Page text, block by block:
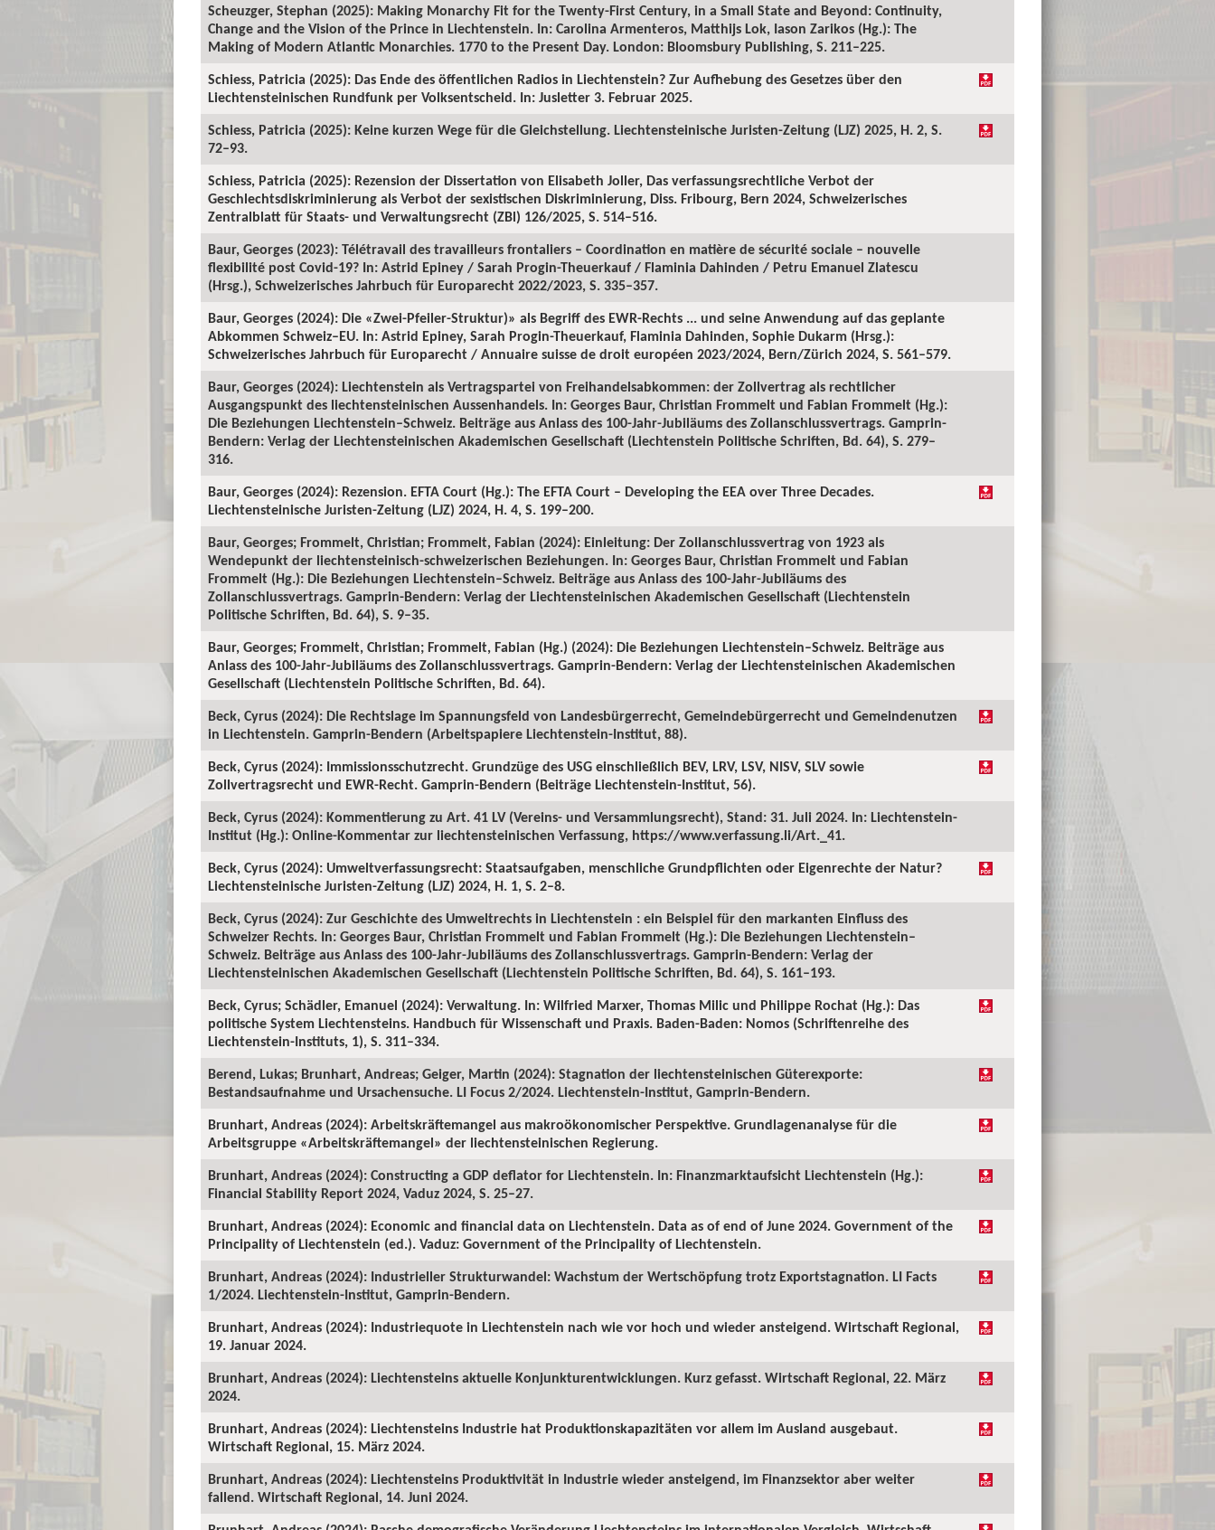
Scheuzger, Stephan (2025): Making Monarchy Fit for the Twenty-First Century, in a Small State and Beyond: Continuity,
Change and the Vision of the Prince in Liechtenstein. In: Carolina Armenteros, Matthijs Lok, Iason Zarikos (Hg.): The
Making of Modern Atlantic Monarchies. 1770 to the Present Day. London: Bloomsbury Publishing, S. 211–225.
Schiess, Patricia (2025): Das Ende des öffentlichen Radios in Liechtenstein? Zur Aufhebung des Gesetzes über den
Liechtensteinischen Rundfunk per Volksentscheid. In: Jusletter 3. Februar 2025.
Schiess, Patricia (2025): Keine kurzen Wege für die Gleichstellung. Liechtensteinische Juristen-Zeitung (LJZ) 2025, H. 2, S.
72–93.
Schiess, Patricia (2025): Rezension der Dissertation von Elisabeth Joller, Das verfassungsrechtliche Verbot der
Geschlechtsdiskriminierung als Verbot der sexistischen Diskriminierung, Diss. Fribourg, Bern 2024, Schweizerisches
Zentralblatt für Staats- und Verwaltungsrecht (ZBl) 126/2025, S. 514–516.
Baur, Georges (2023): Télétravail des travailleurs frontaliers – Coordination en matière de sécurité sociale – nouvelle
flexibilité post Covid-19? In: Astrid Epiney / Sarah Progin-Theuerkauf / Flaminia Dahinden / Petru Emanuel Zlatescu
(Hrsg.), Schweizerisches Jahrbuch für Europarecht 2022/2023, S. 335–357.
Baur, Georges (2024): Die «Zwei-Pfeiler-Struktur)» als Begriff des EWR-Rechts ... und seine Anwendung auf das geplante
Abkommen Schweiz–EU. In: Astrid Epiney, Sarah Progin-Theuerkauf, Flaminia Dahinden, Sophie Dukarm (Hrsg.):
Schweizerisches Jahrbuch für Europarecht / Annuaire suisse de droit européen 2023/2024, Bern/Zürich 2024, S. 561–579.
Baur, Georges (2024): Liechtenstein als Vertragspartei von Freihandelsabkommen: der Zollvertrag als rechtlicher
Ausgangspunkt des liechtensteinischen Aussenhandels. In: Georges Baur, Christian Frommelt und Fabian Frommelt (Hg.):
Die Beziehungen Liechtenstein–Schweiz. Beiträge aus Anlass des 100-Jahr-Jubiläums des Zollanschlussvertrags. Gamprin-
Bendern: Verlag der Liechtensteinischen Akademischen Gesellschaft (Liechtenstein Politische Schriften, Bd. 64), S. 279–
316.
Baur, Georges (2024): Rezension. EFTA Court (Hg.): The EFTA Court – Developing the EEA over Three Decades.
Liechtensteinische Juristen-Zeitung (LJZ) 2024, H. 4, S. 199–200.
Baur, Georges; Frommelt, Christian; Frommelt, Fabian (2024): Einleitung: Der Zollanschlussvertrag von 1923 als
Wendepunkt der liechtensteinisch-schweizerischen Beziehungen. In: Georges Baur, Christian Frommelt und Fabian
Frommelt (Hg.): Die Beziehungen Liechtenstein–Schweiz. Beiträge aus Anlass des 100-Jahr-Jubiläums des
Zollanschlussvertrags. Gamprin-Bendern: Verlag der Liechtensteinischen Akademischen Gesellschaft (Liechtenstein
Politische Schriften, Bd. 64), S. 9–35.
Baur, Georges; Frommelt, Christian; Frommelt, Fabian (Hg.) (2024): Die Beziehungen Liechtenstein–Schweiz. Beiträge aus
Anlass des 100-Jahr-Jubiläums des Zollanschlussvertrags. Gamprin-Bendern: Verlag der Liechtensteinischen Akademischen
Gesellschaft (Liechtenstein Politische Schriften, Bd. 64).
Beck, Cyrus (2024): Die Rechtslage im Spannungsfeld von Landesbürgerrecht, Gemeindebürgerrecht und Gemeindenutzen
in Liechtenstein. Gamprin-Bendern (Arbeitspapiere Liechtenstein-Institut, 88).
Beck, Cyrus (2024): Immissionsschutzrecht. Grundzüge des USG einschließlich BEV, LRV, LSV, NISV, SLV sowie
Zollvertragsrecht und EWR-Recht. Gamprin-Bendern (Beiträge Liechtenstein-Institut, 56).
Beck, Cyrus (2024): Kommentierung zu Art. 41 LV (Vereins- und Versammlungsrecht), Stand: 31. Juli 2024. In: Liechtenstein-
Institut (Hg.): Online-Kommentar zur liechtensteinischen Verfassung, https://www.verfassung.li/Art._41.
Beck, Cyrus (2024): Umweltverfassungsrecht: Staatsaufgaben, menschliche Grundpflichten oder Eigenrechte der Natur?
Liechtensteinische Juristen-Zeitung (LJZ) 2024, H. 1, S. 2–8.
Beck, Cyrus (2024): Zur Geschichte des Umweltrechts in Liechtenstein : ein Beispiel für den markanten Einfluss des
Schweizer Rechts. In: Georges Baur, Christian Frommelt und Fabian Frommelt (Hg.): Die Beziehungen Liechtenstein–
Schweiz. Beiträge aus Anlass des 100-Jahr-Jubiläums des Zollanschlussvertrags. Gamprin-Bendern: Verlag der
Liechtensteinischen Akademischen Gesellschaft (Liechtenstein Politische Schriften, Bd. 64), S. 161–193.
Beck, Cyrus; Schädler, Emanuel (2024): Verwaltung. In: Wilfried Marxer, Thomas Milic und Philippe Rochat (Hg.): Das
politische System Liechtensteins. Handbuch für Wissenschaft und Praxis. Baden-Baden: Nomos (Schriftenreihe des
Liechtenstein-Instituts, 1), S. 311–334.
Berend, Lukas; Brunhart, Andreas; Geiger, Martin (2024): Stagnation der liechtensteinischen Güterexporte:
Bestandsaufnahme und Ursachensuche. LI Focus 2/2024. Liechtenstein-Institut, Gamprin-Bendern.
Brunhart, Andreas (2024): Arbeitskräftemangel aus makroökonomischer Perspektive. Grundlagenanalyse für die
Arbeitsgruppe «Arbeitskräftemangel» der liechtensteinischen Regierung.
Brunhart, Andreas (2024): Constructing a GDP deflator for Liechtenstein. In: Finanzmarktaufsicht Liechtenstein (Hg.):
Financial Stability Report 2024, Vaduz 2024, S. 25–27.
Brunhart, Andreas (2024): Economic and financial data on Liechtenstein. Data as of end of June 2024. Government of the
Principality of Liechtenstein (ed.). Vaduz: Government of the Principality of Liechtenstein.
Brunhart, Andreas (2024): Industrieller Strukturwandel: Wachstum der Wertschöpfung trotz Exportstagnation. LI Facts
1/2024. Liechtenstein-Institut, Gamprin-Bendern.
Brunhart, Andreas (2024): Industriequote in Liechtenstein nach wie vor hoch und wieder ansteigend. Wirtschaft Regional,
19. Januar 2024.
Brunhart, Andreas (2024): Liechtensteins aktuelle Konjunkturentwicklungen. Kurz gefasst. Wirtschaft Regional, 22. März
2024.
Brunhart, Andreas (2024): Liechtensteins Industrie hat Produktionskapazitäten vor allem im Ausland ausgebaut.
Wirtschaft Regional, 15. März 2024.
Brunhart, Andreas (2024): Liechtensteins Produktivität in Industrie wieder ansteigend, im Finanzsektor aber weiter
fallend. Wirtschaft Regional, 14. Juni 2024.